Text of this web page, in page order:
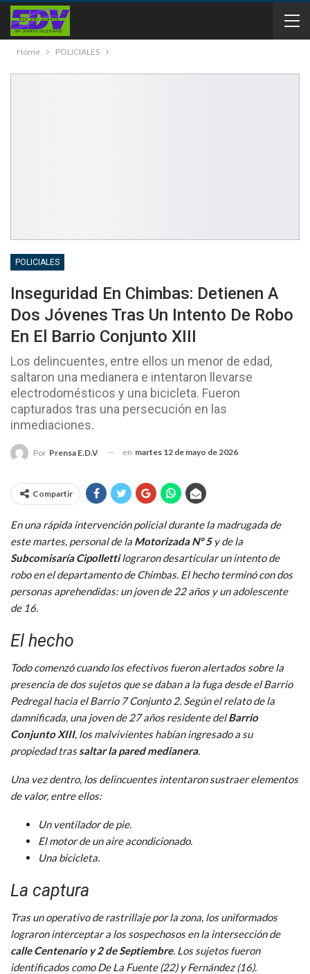
Home POLICIALES
POLICIALES
Inseguridad En Chimbas: Detienen A
Dos Jóvenes Tras Un Intento De Robo
En El Barrio Conjunto XIII
Los delincuentes, entre ellos un menor de edad,
saltaron una medianera e intentaron llevarse
electrodomésticos y una bicicleta. Fueron
capturados tras una persecución en las
inmediaciones.
Por Prensa E.D.V en martes 12 de mayo de 2026
Compartir
En una rápida intervención policial durante la madrugada de
este martes, personal de la Motorizada N° 5y de la
Subcomisaría Cipollettilograron desarticular un intento de
robo en el departamento de Chimbas. El hecho terminó con dos
personas aprehendidas: un joven de 22 años y un adolescente
de 16.
El hecho
Todo comenzó cuando los efectivos fueron alertados sobre la
presencia de dos sujetos que se daban a la fuga desde el Barrio
Pedregal hacia el Barrio 7 Conjunto 2. Según el relato de la
damnificada, una joven de 27 años residente delBarrio
Conjunto XIII, los malvivientes habían ingresado a su
propiedad trassaltar la pared medianera.
Una vez dentro, los delincuentes intentaron sustraer elementos
de valor, entre ellos:
Un ventilador de pie.
El motor de un aire acondicionado.
Una bicicleta.
La captura
Tras un operativo de rastrillaje por la zona, los uniformados
lograron interceptar a los sospechosos en la intersección de
calle Centenario y 2 de Septiembre. Los sujetos fueron
identificados como De La Fuente (22) y Fernández (16).